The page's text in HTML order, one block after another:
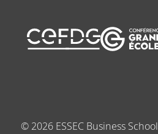
© 2026 ESSEC Business School